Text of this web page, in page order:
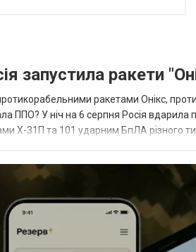
запустила ракети
ракетами Онікс,
ППО? У ніч на 6 серпня Росія вдарила
Х-31П та 101 ударним БпЛА різного